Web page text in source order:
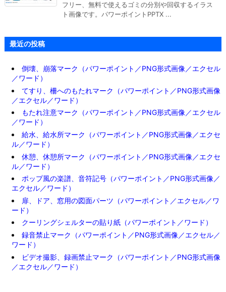
フリー、無料で使えるゴミの分別や回収するイラス
ト画像です。パワーポイントPPTX ...
最近の投稿
倒壊、崩落マーク（パワーポイント／PNG形式画像／エクセル
／ワード）
てすり、柵へのもたれマーク（パワーポイント／PNG形式画像
／エクセル／ワード）
もたれ注意マーク（パワーポイント／PNG形式画像／エクセル
／ワード）
給水、給水所マーク（パワーポイント／PNG形式画像／エクセ
ル／ワード）
休憩、休憩所マーク（パワーポイント／PNG形式画像／エクセ
ル／ワード）
ポップ風の楽譜、音符記号（パワーポイント／PNG形式画像／
エクセル／ワード）
扉、ドア、窓用の図面パーツ（パワーポイント／エクセル／ワ
ード）
クーリングシェルターの貼り紙（パワーポイント／ワード）
録音禁止マーク（パワーポイント／PNG形式画像／エクセル／
ワード）
ビデオ撮影、録画禁止マーク（パワーポイント／PNG形式画像
／エクセル／ワード）